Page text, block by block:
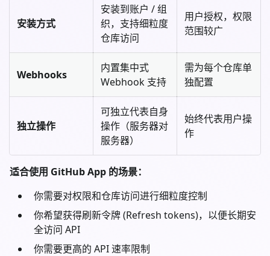
安装方式
安装到账户 / 组
织，支持细粒度
仓库访问
用户授权，权限
范围较广
Webhooks
内置集中式
Webhook 支持
需为每个仓库单
独配置
独立操作
可独立代表自身
操作（服务器对
服务器）
始终代表用户操
作
适合使用 GitHub App 的场景：
你需要对权限和仓库访问进行细粒度控制
你希望获得刷新令牌 (Refresh tokens)，以便长期安
全访问 API
你需要更高的 API 速率限制